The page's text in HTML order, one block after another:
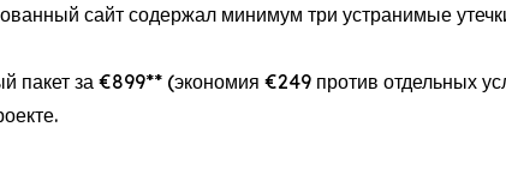
сайт содержал минимум три устранимые
пакет за €899** (экономия €249 против отдельных